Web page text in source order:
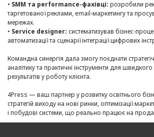
• SMM та performance-фахівці: розробили
таргетованої реклами, email-маркетингу та
мережах.
• Service designer: систематизував бізнес-
автоматизації та сценарії інтеграції цифрових
Командна синергія дала змогу поєднати
аналітику та практичні інструменти для
результатів у роботу клієнта.
4Press — ваш партнер у розвитку освітнього
стратегій виходу на нові ринки, оптимізації
і побудові системи, що реально працює на